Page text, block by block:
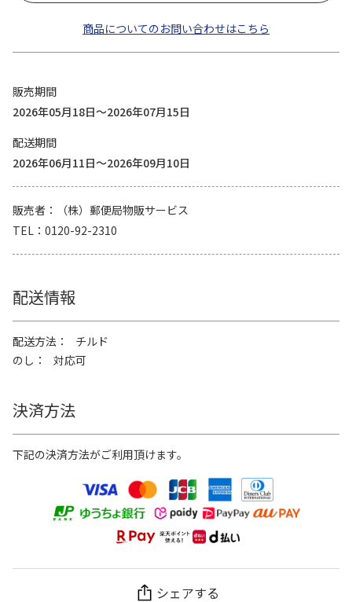
商品についてのお問い合わせはこちら
販売期間
2026年05月18日～2026年07月15日
配送期間
2026年06月11日～2026年09月10日
販売者
（株）郵便局物販サービス
TEL
0120-92-2310
配送情報
配送方法
チルド
のし
対応可
決済方法
下記の決済方法がご利用頂けます。
シェアする